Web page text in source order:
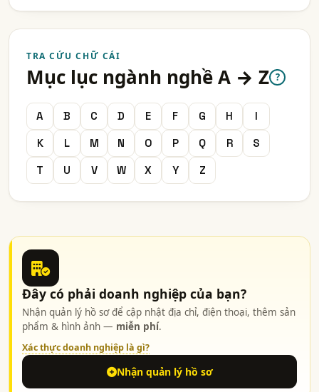
TRA CỨU CHỮ CÁI
Mục lục ngành nghề A → Z ?
A B C D E F G H
I
K
L M N O P Q R
S
T
U V W X Y Z
Đây có phải doanh nghiệp của bạn?
Nhận quản lý hồ sơ để cập nhật địa chỉ, điện thoại, thêm sản
phẩm & hình ảnh — miễn phí.
Xác thực doanh nghiệp là gì?
Nhận quản lý hồ sơ